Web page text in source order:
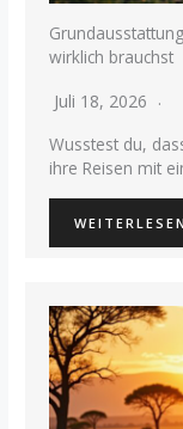
wirklich brauchst
Juli 18, 2026
Wusstest du,
ihre Reisen mit
WEITERLESEN